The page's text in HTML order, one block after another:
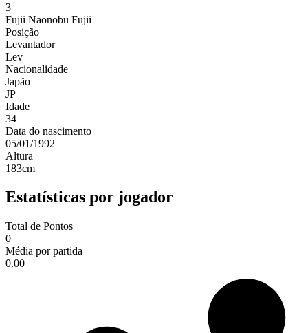
3
Fujii Naonobu Fujii
Posição
Levantador
Lev
Nacionalidade
Japão
JP
Idade
34
Data do nascimento
05/01/1992
Altura
183cm
Estatísticas por jogador
Total de Pontos
0
Média por partida
0.00